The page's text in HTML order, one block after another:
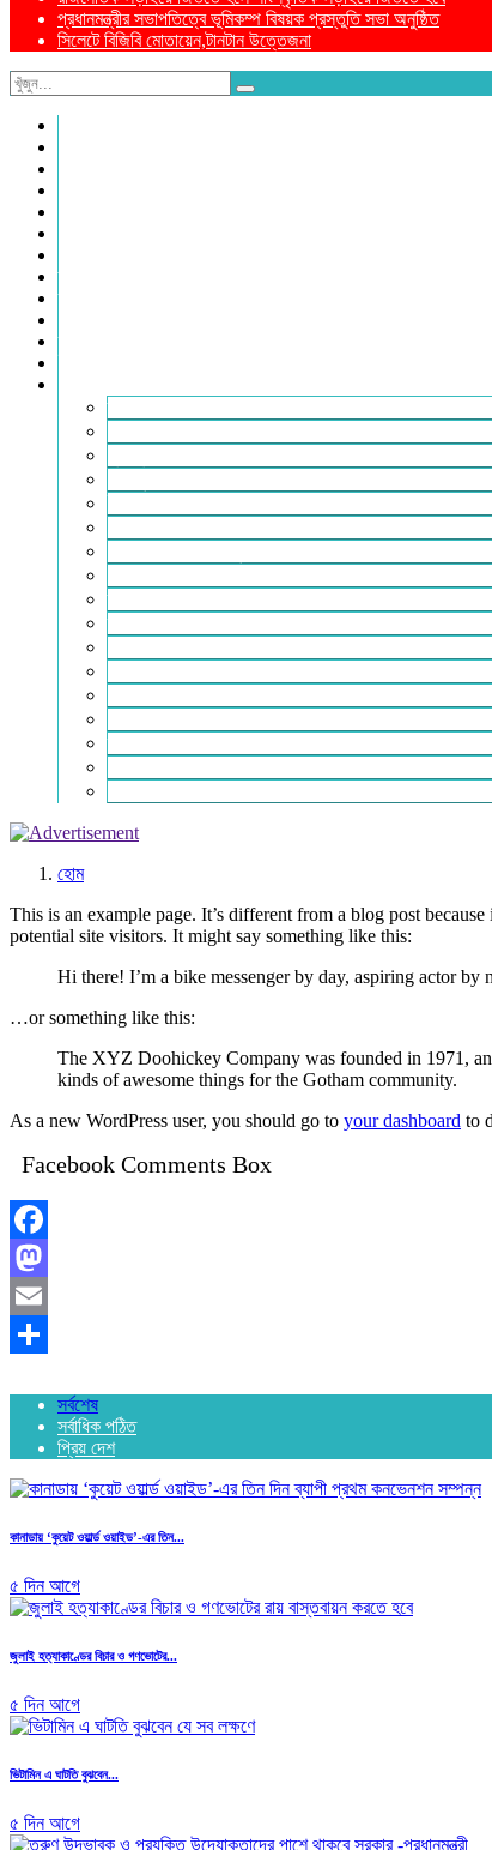
প্রধানমন্ত্রীর সভাপতিত্বে ভূমিকম্প বিষয়ক প্রস্তুতি সভা অনুষ্ঠিত
সিলেটে বিজিবি মোতায়েন,টানটান উত্তেজনা
হোম
This is an example page. It’s different from a blog post
potential site visitors. It might say something like this:
Hi there! I’m a bike messenger by day, aspiring actor
…or something like this:
The XYZ Doohickey Company was founded in 1971,
kinds of awesome things for the Gotham community.
As a new WordPress user, you should go to your dashboard to
Facebook Comments Box
Facebook
Mastodon
Email
সর্বশেষ
সর্বাধিক পঠিত
প্রিয় দেশ
কানাডায় ‘কুয়েট ওয়ার্ল্ড ওয়াইড’-এর তিন...
৫ দিন আগে
জুলাই হত্যাকাণ্ডের বিচার ও গণভোটের...
৫ দিন আগে
ভিটামিন এ ঘাটতি বুঝবেন...
৫ দিন আগে